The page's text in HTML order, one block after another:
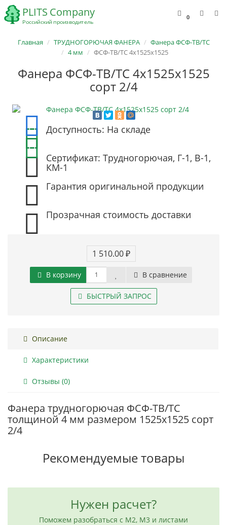
0
Главная ТРУДНОГОРЮЧАЯ ФАНЕРА
Фанера ФСФ-ТВ/ТС
4 мм
ФСФ-ТВ/ТС 4х1525х1525
Фанера ФСФ-ТВ/ТС 4х1525х1525
сорт 2/4
Доступность: На складе
Сертификат: Трудногорючая, Г-1, В-1,
КМ-1
Гарантия оригинальной продукции
Прозрачная стоимость доставки
1 510.00 ₽
В корзину В сравнение
БЫСТРЫЙ ЗАПРОС
Описание
Характеристики
Отзывы (0)
Фанера трудногорючая ФСФ-ТВ/ТС
толщиной 4 мм размером 1525х1525 сорт
2/4
Рекомендуемые товары
Нужен расчет?
Поможем разобраться с М2, М3 и листами